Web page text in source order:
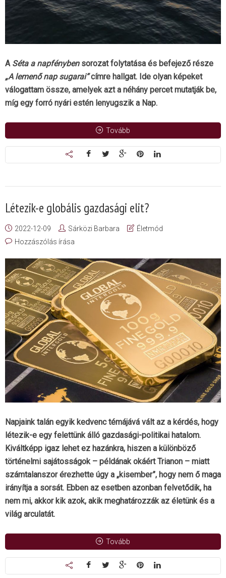
A Séta a napfénybensorozat folytatása és befejező része
„A lemenő nap sugarai”címre hallgat. Ide olyan képeket
válogattam össze, amelyek azt a néhány percet mutatják be,
míg egy forró nyári estén lenyugszik a Nap.
Tovább
Létezik-e globális gazdasági elit?
2022-12-09 Sárközi Barbara
Életmód
Hozzászólás írása
Napjaink talán egyik kedvenc témájává vált az a kérdés, hogy
létezik-e egy felettünk álló gazdasági-politikai hatalom.
Kiváltképp igaz lehet ez hazánkra, hiszen a különböző
történelmi sajátosságok – példának okáért Trianon – miatt
számtalanszor érezhette úgy a „kisember”, hogy nem ő maga
irányítja a sorsát. Ebben az esetben azonban felvetődik, ha
nem mi, akkor kik azok, akik meghatározzák az életünk és a
világ arculatát.
Tovább